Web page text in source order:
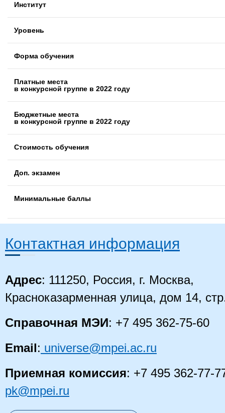
Институт
Уровень
Форма обучения
Платные места
в конкурсной группе в 2022 году
Бюджетные места
в конкурсной группе в 2022 году
Стоимость обучения
Доп. экзамен
Минимальные баллы
Контактная информация
Адрес: 111250, Россия, г. Москва,
Красноказарменная улица, дом 14,
Справочная МЭИ: +7 495 362-75-60
Email: universe@mpei.ac.ru
Приемная комиссия: +7 495 362-77-
pk@mpei.ru